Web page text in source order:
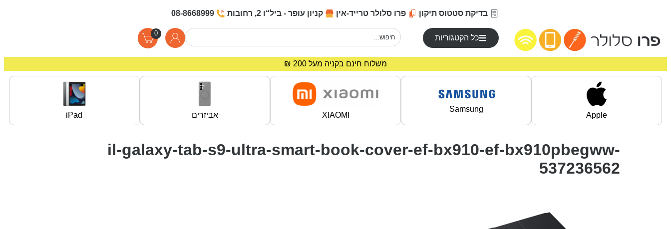
בדיקת סטטוס תיקון פרו סלולר טרייד-אין קניון עופר - ביל“ו 2, רחובות 08-8668999
כל הקטגוריות
0
משלוח חינם בקניה מעל 200 ₪
מחירים מיוחדים לרוכשים באתר!
Apple
Samsung
XIAOMI אביזרים iPad
il-galaxy-tab-s9-ultra-smart-book-cover-ef-bx910-ef-bx910pbegww-
537236562